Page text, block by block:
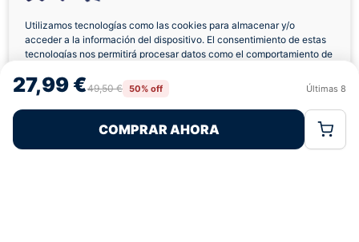
Utilizamos tecnologías como las cookies para almacenar y/o
acceder a la información del dispositivo. El consentimiento de estas
tecnologías nos permitirá procesar datos como el comportamiento de
retirar el consentimiento, puede afectar negativamente a ciertas
características y funciones.
Rechazar
Política de CookiesPolítica de Privacidad
27,99 €49,50 € 50% off Últimas 8
COMPRAR AHORA
verificadas
¿Tienes dudas con la talla o el envío?